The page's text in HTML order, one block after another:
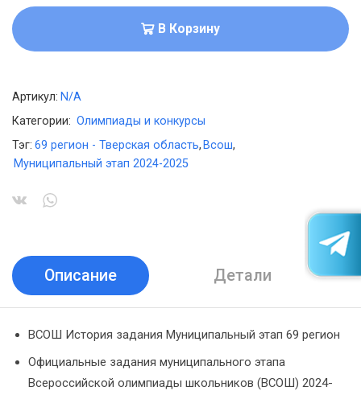
В Корзину
Артикул: N/A
Категории: Олимпиады и конкурсы
Тэг: 69 регион - Тверская область, Всош,
Муниципальный этап 2024-2025
Описание Детали
ВСОШ История задания Муниципальный этап 69 регион
Официальные задания муниципального этапа
Всероссийской олимпиады школьников (ВСОШ) 2024-